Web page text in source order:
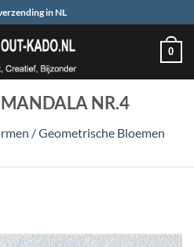
in NL
0
NR.4
/Geometrische Bloemen